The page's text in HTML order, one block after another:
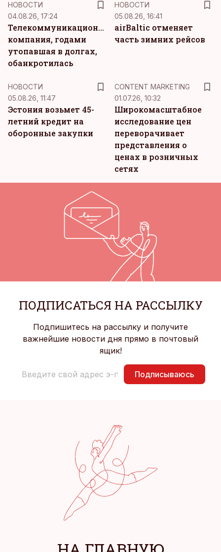
НОВОСТИ
04.08.26, 17:24
Телекоммуникационная
компания, годами
утопавшая в долгах,
обанкротилась
НОВОСТИ
05.08.26, 16:41
airBaltic отменяет
часть зимних рейсов
НОВОСТИ
05.08.26, 11:47
Эстония возьмет 45-
летний кредит на
оборонные закупки
CONTENT MARKETING
01.07.26, 10:32
Широкомасштабное
исследование цен
переворачивает
представления о
ценах в розничных
сетях
ПОДПИСАТЬСЯ НА РАССЫЛКУ
Подпишитесь на рассылку и получите
важнейшие новости дня прямо в почтовый
ящик!
Подписываюсь